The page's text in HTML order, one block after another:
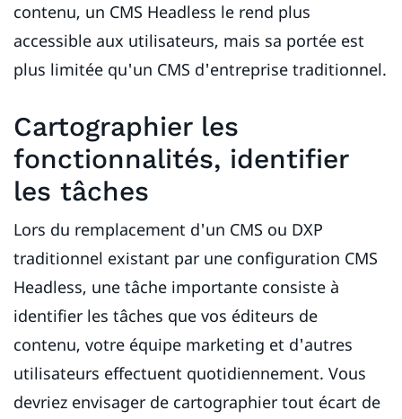
contenu, un CMS Headless le rend plus
accessible aux utilisateurs, mais sa portée est
plus limitée qu'un CMS d'entreprise traditionnel.
Cartographier les
fonctionnalités, identifier
les tâches
Lors du remplacement d'un CMS ou DXP
traditionnel existant par une configuration CMS
Headless, une tâche importante consiste à
identifier les tâches que vos éditeurs de
contenu, votre équipe marketing et d'autres
utilisateurs effectuent quotidiennement. Vous
devriez envisager de cartographier tout écart de